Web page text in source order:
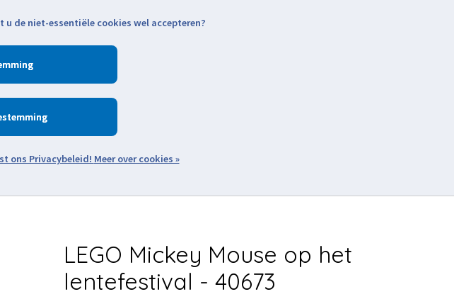
Zoeken
LEGO Mickey Mouse op het
lentefestival - 40673
de niet-essentiële cookies wel accepteren?
Meer over cookies »